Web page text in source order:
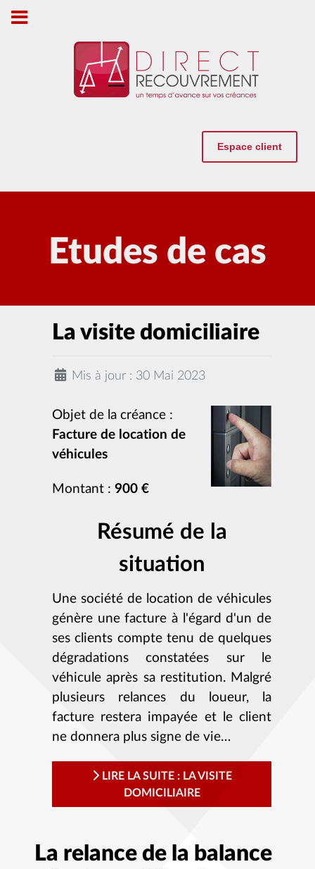
Espace client
Etudes de cas
La visite domiciliaire
Mis à jour : 30 Mai 2023
Objet de la créance :
Facture de location de
véhicules
Montant : 900 €
Résumé de la
situation
Une société de location de véhicules
génère une facture à l'égard d'un de
ses clients compte tenu de quelques
dégradations constatées sur le
véhicule après sa restitution. Malgré
plusieurs relances du loueur, la
facture restera impayée et le client
ne donnera plus signe de vie…
LIRE LA SUITE : LA VISITE
DOMICILIAIRE
La relance de la balance